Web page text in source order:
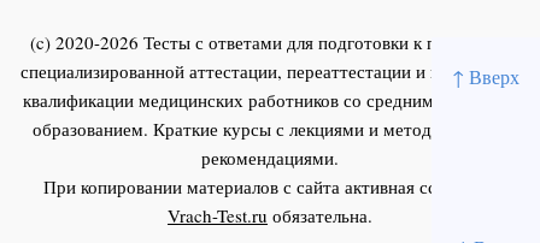
↑ Вверх
(c) 2020-2026 Тесты с ответами для подготовки к первичной
специализированной аттестации, переаттестации и повышения
квалификации медицинских работников со средним и высшим
образованием. Краткие курсы с лекциями и методическими
рекомендациями.
При копировании материалов с сайта активная ссылка на
Vrach-Test.ru обязательна.